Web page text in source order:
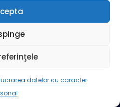
datelor cu caracter
URI